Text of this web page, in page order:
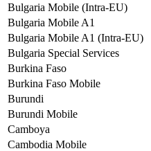
Bulgaria Mobile (Intra-EU)
Bulgaria Mobile A1
Bulgaria Mobile A1 (Intra-EU)
Bulgaria Special Services
Burkina Faso
Burkina Faso Mobile
Burundi
Burundi Mobile
Camboya
Cambodia Mobile